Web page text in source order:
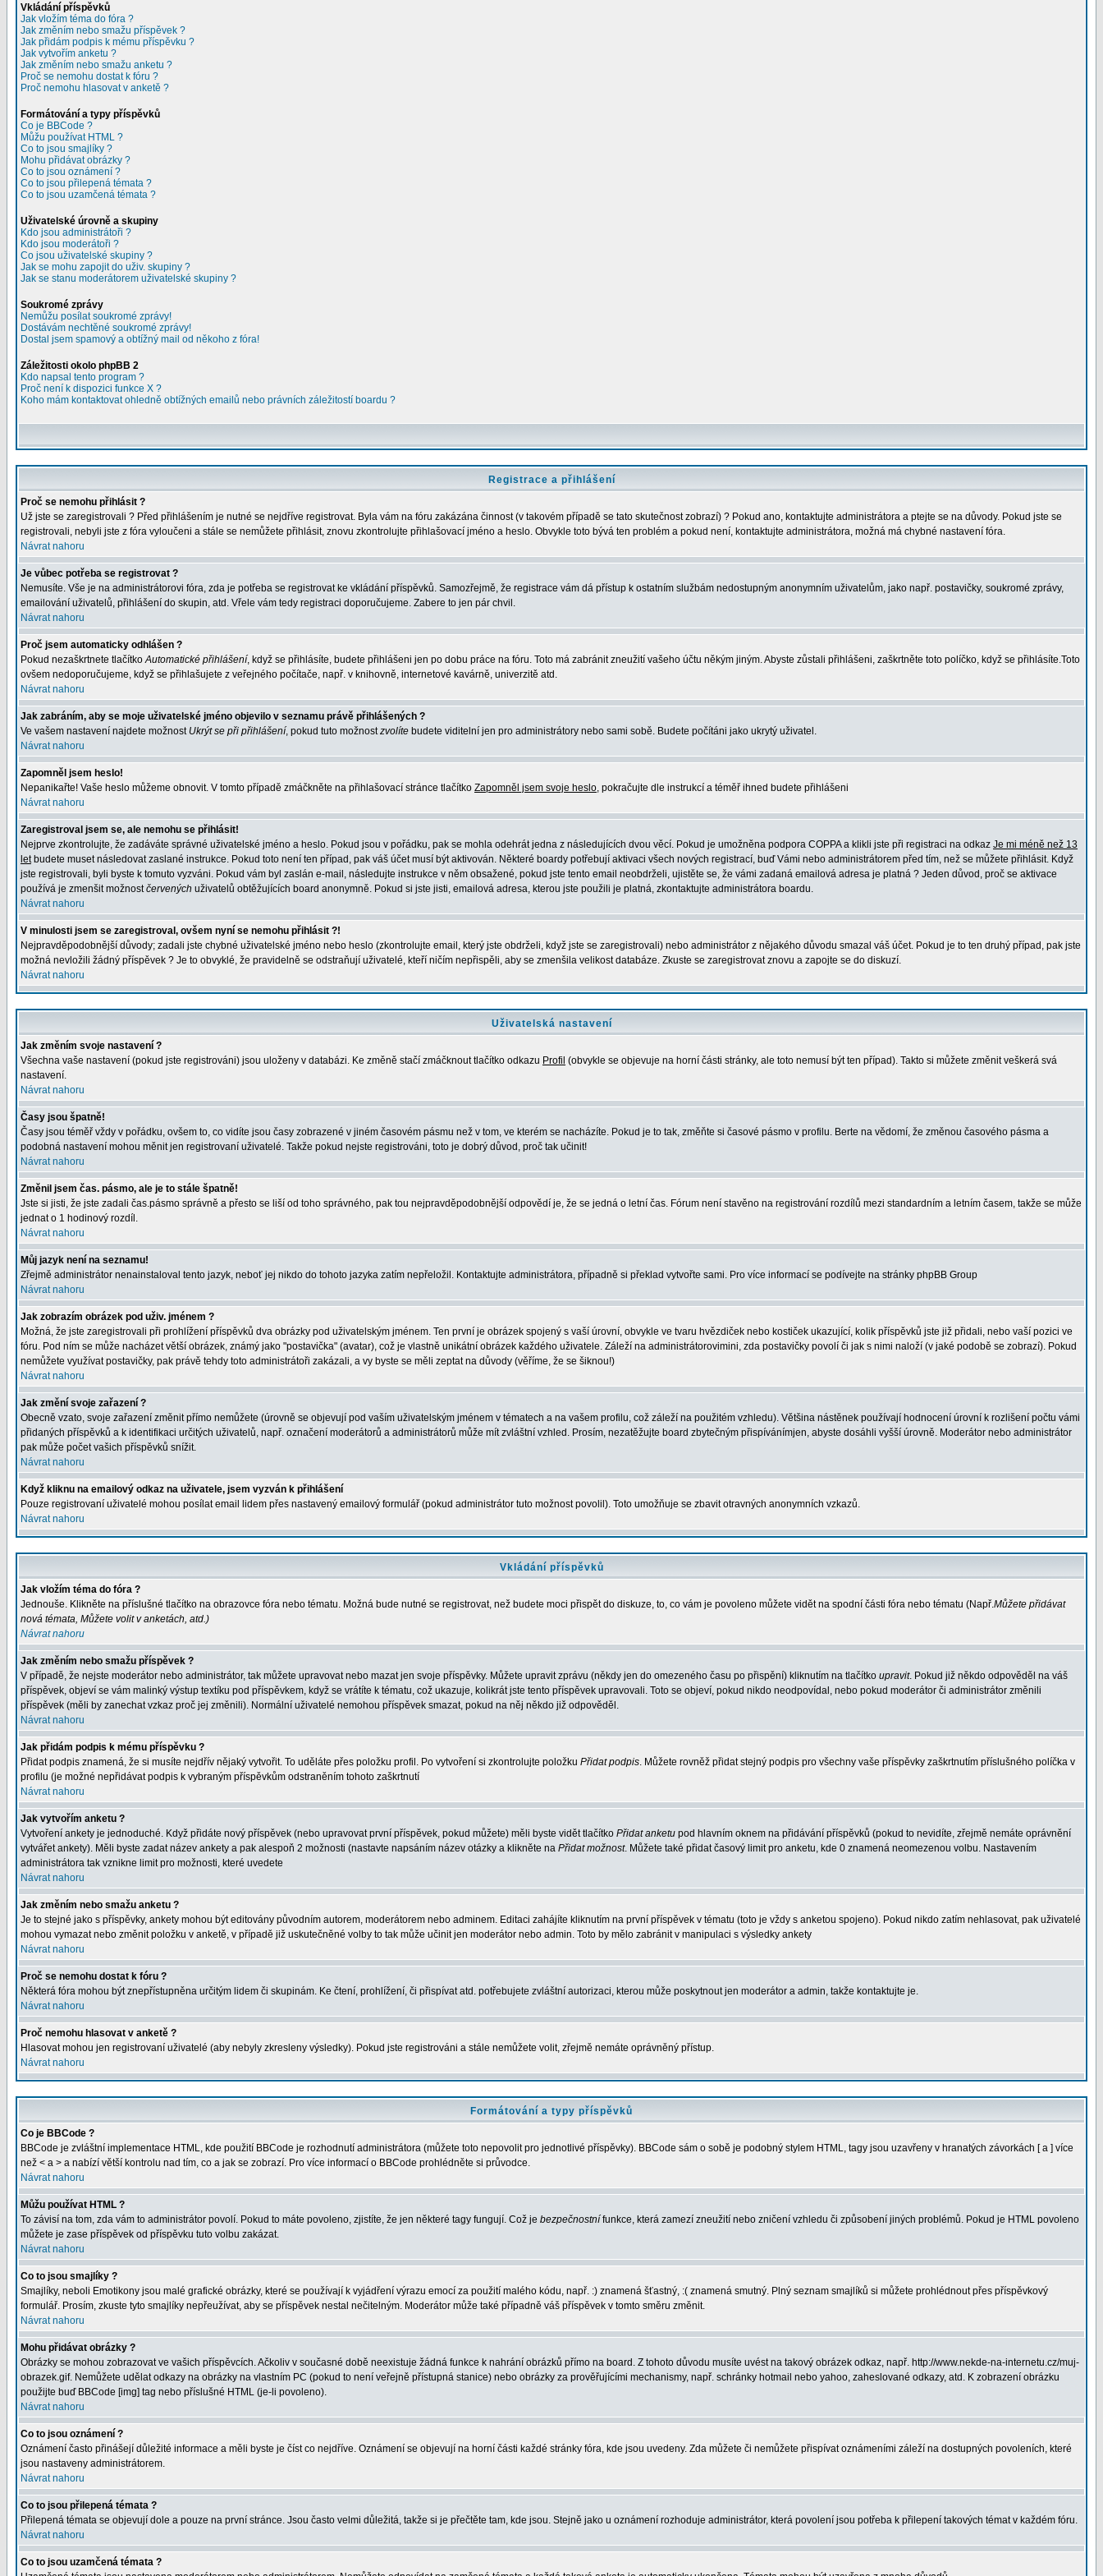
Vkládání příspěvků
Jak vložím téma do fóra ?
Jak změním nebo smažu příspěvek ?
Jak přidám podpis k mému příspěvku ?
Jak vytvořím anketu ?
Jak změním nebo smažu anketu ?
Proč se nemohu dostat k fóru ?
Proč nemohu hlasovat v anketě ?
Formátování a typy příspěvků
Co je BBCode ?
Můžu používat HTML ?
Co to jsou smajlíky ?
Mohu přidávat obrázky ?
Co to jsou oznámení ?
Co to jsou přilepená témata ?
Co to jsou uzamčená témata ?
Uživatelské úrovně a skupiny
Kdo jsou administrátoři ?
Kdo jsou moderátoři ?
Co jsou uživatelské skupiny ?
Jak se mohu zapojit do uživ. skupiny ?
Jak se stanu moderátorem uživatelské skupiny ?
Soukromé zprávy
Nemůžu posílat soukromé zprávy!
Dostávám nechtěné soukromé zprávy!
Dostal jsem spamový a obtížný mail od někoho z fóra!
Záležitosti okolo phpBB 2
Kdo napsal tento program ?
Proč není k dispozici funkce X ?
Koho mám kontaktovat ohledně obtížných emailů nebo právních záležitostí boardu ?
Registrace a přihlášení
Proč se nemohu přihlásit ?
Už jste se zaregistrovali ? Před přihlášením je nutné se nejdříve registrovat. Byla vám na fóru zakázána činnost (v takovém případě se tato skutečnost zobrazí) ? Pokud ano, kontaktujte administrátora a ptejte se na důvody. Pokud jste se
registrovali, nebyli jste z fóra vyloučeni a stále se nemůžete přihlásit, znovu zkontrolujte přihlašovací jméno a heslo. Obvykle toto bývá ten problém a pokud není, kontaktujte administrátora, možná má chybné nastavení fóra.
Návrat nahoru
Je vůbec potřeba se registrovat ?
Nemusíte. Vše je na administrátorovi fóra, zda je potřeba se registrovat ke vkládání příspěvků. Samozřejmě, že registrace vám dá přístup k ostatním službám nedostupným anonymním uživatelům, jako např. postavičky, soukromé zprávy,
emailování uživatelů, přihlášení do skupin, atd. Vřele vám tedy registraci doporučujeme. Zabere to jen pár chvil.
Návrat nahoru
Proč jsem automaticky odhlášen ?
Pokud nezaškrtnete tlačítkoAutomatické přihlášení, když se přihlásíte, budete přihlášeni jen po dobu práce na fóru. Toto má zabránit zneužití vašeho účtu někým jiným. Abyste zůstali přihlášeni, zaškrtněte toto políčko, když se přihlásíte.Toto
ovšem nedoporučujeme, když se přihlašujete z veřejného počítače, např. v knihovně, internetové kavárně, univerzitě atd.
Návrat nahoru
Jak zabráním, aby se moje uživatelské jméno objevilo v seznamu právě přihlášených ?
Ve vašem nastavení najdete možnost Ukrýt se při přihlášení, pokud tuto možnostzvolíte budete viditelní jen pro administrátory nebo sami sobě. Budete počítáni jako ukrytý uživatel.
Návrat nahoru
Zapomněl jsem heslo!
Nepanikařte! Vaše heslo můžeme obnovit. V tomto případě zmáčkněte na přihlašovací stránce tlačítko Zapomněl jsem svoje heslo, pokračujte dle instrukcí a téměř ihned budete přihlášeni
Návrat nahoru
Zaregistroval jsem se, ale nemohu se přihlásit!
Nejprve zkontrolujte, že zadáváte správné uživatelské jméno a heslo. Pokud jsou v pořádku, pak se mohla odehrát jedna z následujících dvou věcí. Pokud je umožněna podpora COPPA a klikli jste při registraci na odkaz Je mi méně než 13
letbudete muset následovat zaslané instrukce. Pokud toto není ten případ, pak váš účet musí být aktivován. Některé boardy potřebují aktivaci všech nových registrací, buď Vámi nebo administrátorem před tím, než se můžete přihlásit. Když
jste registrovali, byli byste k tomuto vyzváni. Pokud vám byl zaslán e-mail, následujte instrukce v něm obsažené, pokud jste tento email neobdrželi, ujistěte se, že vámi zadaná emailová adresa je platná ? Jeden důvod, proč se aktivace
používá je zmenšit možnostčervených uživatelů obtěžujících board anonymně. Pokud si jste jisti, emailová adresa, kterou jste použili je platná, zkontaktujte administrátora boardu.
Návrat nahoru
V minulosti jsem se zaregistroval, ovšem nyní se nemohu přihlásit ?!
Nejpravděpodobnější důvody; zadali jste chybné uživatelské jméno nebo heslo (zkontrolujte email, který jste obdrželi, když jste se zaregistrovali) nebo administrátor z nějakého důvodu smazal váš účet. Pokud je to ten druhý případ, pak jste
možná nevložili žádný příspěvek ? Je to obvyklé, že pravidelně se odstraňují uživatelé, kteří ničím nepřispěli, aby se zmenšila velikost databáze. Zkuste se zaregistrovat znovu a zapojte se do diskuzí.
Návrat nahoru
Uživatelská nastavení
Jak změním svoje nastavení ?
Všechna vaše nastavení (pokud jste registrováni) jsou uloženy v databázi. Ke změně stačí zmáčknout tlačítko odkazu Profil (obvykle se objevuje na horní části stránky, ale toto nemusí být ten případ). Takto si můžete změnit veškerá svá
nastavení.
Návrat nahoru
Časy jsou špatně!
Časy jsou téměř vždy v pořádku, ovšem to, co vidíte jsou časy zobrazené v jiném časovém pásmu než v tom, ve kterém se nacházíte. Pokud je to tak, změňte si časové pásmo v profilu. Berte na vědomí, že změnou časového pásma a
podobná nastavení mohou měnit jen registrovaní uživatelé. Takže pokud nejste registrováni, toto je dobrý důvod, proč tak učinit!
Návrat nahoru
Změnil jsem čas. pásmo, ale je to stále špatně!
Jste si jisti, že jste zadali čas.pásmo správně a přesto se liší od toho správného, pak tou nejpravděpodobnější odpovědí je, že se jedná o letní čas. Fórum není stavěno na registrování rozdílů mezi standardním a letním časem, takže se může
jednat o 1 hodinový rozdíl.
Návrat nahoru
Můj jazyk není na seznamu!
Zřejmě administrátor nenainstaloval tento jazyk, neboť jej nikdo do tohoto jazyka zatím nepřeložil. Kontaktujte administrátora, případně si překlad vytvořte sami. Pro více informací se podívejte na stránky phpBB Group
Návrat nahoru
Jak zobrazím obrázek pod uživ. jménem ?
Možná, že jste zaregistrovali při prohlížení příspěvků dva obrázky pod uživatelským jménem. Ten první je obrázek spojený s vaší úrovní, obvykle ve tvaru hvězdiček nebo kostiček ukazující, kolik příspěvků jste již přidali, nebo vaší pozici ve
fóru. Pod ním se může nacházet větší obrázek, známý jako "postavička" (avatar), což je vlastně unikátní obrázek každého uživatele. Záleží na administrátorovimini, zda postavičky povolí či jak s nimi naloží (v jaké podobě se zobrazí). Pokud
nemůžete využívat postavičky, pak právě tehdy toto administrátoři zakázali, a vy byste se měli zeptat na důvody (věříme, že se šiknou!)
Návrat nahoru
Jak změní svoje zařazení ?
Obecně vzato, svoje zařazení změnit přímo nemůžete (úrovně se objevují pod vaším uživatelským jménem v tématech a na vašem profilu, což záleží na použitém vzhledu). Většina nástěnek používají hodnocení úrovní k rozlišení počtu vámi
přidaných příspěvků a k identifikaci určitých uživatelů, např. označení moderátorů a administrátorů může mít zvláštní vzhled. Prosím, nezatěžujte board zbytečným přispívánímjen, abyste dosáhli vyšší úrovně. Moderátor nebo administrátor
pak může počet vašich příspěvků snížit.
Návrat nahoru
Když kliknu na emailový odkaz na uživatele, jsem vyzván k přihlášení
Pouze registrovaní uživatelé mohou posílat email lidem přes nastavený emailový formulář (pokud administrátor tuto možnost povolil). Toto umožňuje se zbavit otravných anonymních vzkazů.
Návrat nahoru
Vkládání příspěvků
Jak vložím téma do fóra ?
Jednouše. Klikněte na příslušné tlačítko na obrazovce fóra nebo tématu. Možná bude nutné se registrovat, než budete moci přispět do diskuze, to, co vám je povoleno můžete vidět na spodní části fóra nebo tématu (Např.Můžete přidávat
nová témata, Můžete volit v anketách, atd.)
Návrat nahoru
Jak změním nebo smažu příspěvek ?
V případě, že nejste moderátor nebo administrátor, tak můžete upravovat nebo mazat jen svoje příspěvky. Můžete upravit zprávu (někdy jen do omezeného času po přispění) kliknutím na tlačítko upravit. Pokud již někdo odpověděl na váš
příspěvek, objeví se vám malinký výstup textíku pod příspěvkem, když se vrátíte k tématu, což ukazuje, kolikrát jste tento příspěvek upravovali. Toto se objeví, pokud nikdo neodpovídal, nebo pokud moderátor či administrátor změnili
příspěvek (měli by zanechat vzkaz proč jej změnili). Normální uživatelé nemohou příspěvek smazat, pokud na něj někdo již odpověděl.
Návrat nahoru
Jak přidám podpis k mému příspěvku ?
Přidat podpis znamená, že si musíte nejdřív nějaký vytvořit. To uděláte přes položku profil. Po vytvoření si zkontrolujte položku Přidat podpis. Můžete rovněž přidat stejný podpis pro všechny vaše příspěvky zaškrtnutím příslušného políčka v
profilu (je možné nepřidávat podpis k vybraným příspěvkům odstraněním tohoto zaškrtnutí
Návrat nahoru
Jak vytvořím anketu ?
Vytvoření ankety je jednoduché. Když přidáte nový příspěvek (nebo upravovat první příspěvek, pokud můžete) měli byste vidět tlačítko Přidat anketu pod hlavním oknem na přidávání příspěvků (pokud to nevidíte, zřejmě nemáte oprávnění
vytvářet ankety). Měli byste zadat název ankety a pak alespoň 2 možnosti (nastavte napsáním název otázky a klikněte na Přidat možnost. Můžete také přidat časový limit pro anketu, kde 0 znamená neomezenou volbu. Nastavením
administrátora tak vznikne limit pro možnosti, které uvedete
Návrat nahoru
Jak změním nebo smažu anketu ?
Je to stejné jako s příspěvky, ankety mohou být editovány původním autorem, moderátorem nebo adminem. Editaci zahájíte kliknutím na první příspěvek v tématu (toto je vždy s anketou spojeno). Pokud nikdo zatím nehlasovat, pak uživatelé
mohou vymazat nebo změnit položku v anketě, v případě již uskutečněné volby to tak může učinit jen moderátor nebo admin. Toto by mělo zabránit v manipulaci s výsledky ankety
Návrat nahoru
Proč se nemohu dostat k fóru ?
Některá fóra mohou být znepřístupněna určitým lidem či skupinám. Ke čtení, prohlížení, či přispívat atd. potřebujete zvláštní autorizaci, kterou může poskytnout jen moderátor a admin, takže kontaktujte je.
Návrat nahoru
Proč nemohu hlasovat v anketě ?
Hlasovat mohou jen registrovaní uživatelé (aby nebyly zkresleny výsledky). Pokud jste registrováni a stále nemůžete volit, zřejmě nemáte oprávněný přístup.
Návrat nahoru
Formátování a typy příspěvků
Co je BBCode ?
BBCode je zvláštní implementace HTML, kde použití BBCode je rozhodnutí administrátora (můžete toto nepovolit pro jednotlivé příspěvky). BBCode sám o sobě je podobný stylem HTML, tagy jsou uzavřeny v hranatých závorkách [ a ] více
než < a > a nabízí větší kontrolu nad tím, co a jak se zobrazí. Pro více informací o BBCode prohlédněte si průvodce.
Návrat nahoru
Můžu používat HTML ?
To závisí na tom, zda vám to administrátor povolí. Pokud to máte povoleno, zjistíte, že jen některé tagy fungují. Což je bezpečnostní funkce, která zamezí zneužití nebo zničení vzhledu či způsobení jiných problémů. Pokud je HTML povoleno
můžete je zase příspěvek od příspěvku tuto volbu zakázat.
Návrat nahoru
Co to jsou smajlíky ?
Smajlíky, neboli Emotikony jsou malé grafické obrázky, které se používají k vyjádření výrazu emocí za použití malého kódu, např. :) znamená šťastný, :( znamená smutný. Plný seznam smajlíků si můžete prohlédnout přes příspěvkový
formulář. Prosím, zkuste tyto smajlíky nepřeužívat, aby se příspěvek nestal nečitelným. Moderátor může také případně váš příspěvek v tomto směru změnit.
Návrat nahoru
Mohu přidávat obrázky ?
Obrázky se mohou zobrazovat ve vašich příspěvcích. Ačkoliv v současné době neexistuje žádná funkce k nahrání obrázků přímo na board. Z tohoto důvodu musíte uvést na takový obrázek odkaz, např. http://www.nekde-na-internetu.cz/muj-
obrazek.gif. Nemůžete udělat odkazy na obrázky na vlastním PC (pokud to není veřejně přístupná stanice) nebo obrázky za prověřujícími mechanismy, např. schránky hotmail nebo yahoo, zaheslované odkazy, atd. K zobrazení obrázku
použijte buď BBCode [img] tag nebo příslušné HTML (je-li povoleno).
Návrat nahoru
Co to jsou oznámení ?
Oznámení často přinášejí důležité informace a měli byste je číst co nejdříve. Oznámení se objevují na horní části každé stránky fóra, kde jsou uvedeny. Zda můžete či nemůžete přispívat oznámeními záleží na dostupných povoleních, které
jsou nastaveny administrátorem.
Návrat nahoru
Co to jsou přilepená témata ?
Přilepená témata se objevují dole a pouze na první stránce. Jsou často velmi důležitá, takže si je přečtěte tam, kde jsou. Stejně jako u oznámení rozhoduje administrátor, která povolení jsou potřeba k přilepení takových témat v každém fóru.
Návrat nahoru
Co to jsou uzamčená témata ?